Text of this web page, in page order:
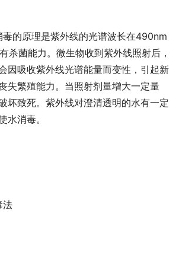
杀菌能力。微生物收到紫外线照射后，
因吸收紫外线光谱能量而变性，引起新
失繁殖能力。当照射剂量增大一定量
坏致死。紫外线对澄清透明的水有一定
水消毒。
法